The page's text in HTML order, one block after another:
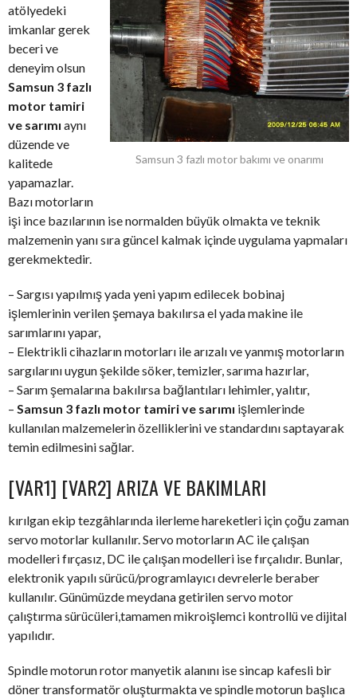
Samsun 3 fazlı motor bakımı ve onarımı
atölyedeki
imkanlar gerek
beceri ve
deneyim olsun
Samsun 3 fazlı
motor tamiri
ve sarımı aynı
düzende ve
kalitede
yapamazlar.
Bazı motorların
işi ince bazılarının ise normalden büyük olmakta ve teknik
malzemenin yanı sıra güncel kalmak içinde uygulama yapmaları
gerekmektedir.
– Sargısı yapılmış yada yeni yapım edilecek bobinaj
işlemlerinin verilen şemaya bakılırsa el yada makine ile
sarımlarını yapar,
– Elektrikli cihazların motorları ile arızalı ve yanmış motorların
sargılarını uygun şekilde söker, temizler, sarıma hazırlar,
– Sarım şemalarına bakılırsa bağlantıları lehimler, yalıtır,
– Samsun 3 fazlı motor tamiri ve sarımı işlemlerinde
kullanılan malzemelerin özelliklerini ve standardını saptayarak
temin edilmesini sağlar.
[VAR1] [VAR2] ARIZA VE BAKIMLARI
kırılgan ekip tezgâhlarında ilerleme hareketleri için çoğu zaman
servo motorlar kullanılır. Servo motorların AC ile çalışan
modelleri fırçasız, DC ile çalışan modelleri ise fırçalıdır. Bunlar,
elektronik yapılı sürücü/programlayıcı devrelerle beraber
kullanılır. Günümüzde meydana getirilen servo motor
çalıştırma sürücüleri,tamamen mikroişlemci kontrollü ve dijital
yapılıdır.
Spindle motorun rotor manyetik alanını ise sincap kafesli bir
döner transformatör oluşturmakta ve spindle motorun başlıca